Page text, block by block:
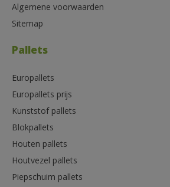
Algemene voorwaarden
Sitemap
Pallets
Europallets
Europallets prijs
Kunststof pallets
Blokpallets
Houten pallets
Houtvezel pallets
Piepschuim pallets